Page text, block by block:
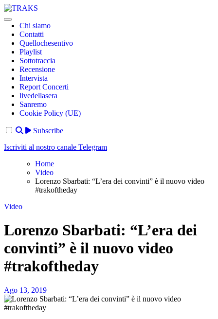
Skip
to
content
TRAKS
Dal 2014 musica indipendente ed emergente
Chi siamo
Contatti
Quellochesentivo
Playlist
Sottotraccia
Recensione
Intervista
Report Concerti
livedellasera
Sanremo
Cookie Policy (UE)
Subscribe
Iscriviti al nostro canale Telegram
Home
Video
Lorenzo Sbarbati: “L’era dei convinti” è il nuovo video
#trakoftheday
Video
Lorenzo Sbarbati: “L’era dei
convinti” è il nuovo video
#trakoftheday
Ago 13, 2019